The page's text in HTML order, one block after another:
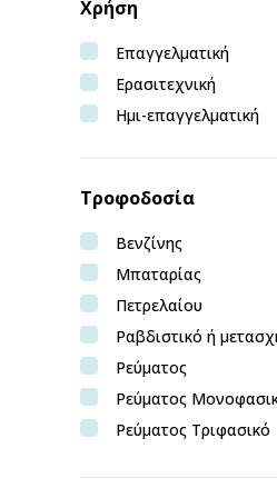
Bulle
Castelgarden
Craftop
Deca
EGO
Epoca
Flex
Galaxy Safety
Gardena
Χρήση
Επαγγελματική
Ερασιτεχνική
Ημι-επαγγελματική
Τροφοδοσία
Βενζίνης
Μπαταρίας
Πετρελαίου
Ραβδιστικό ή
Ρεύματος
Ρεύματος
Ρεύματος Τριφασικό